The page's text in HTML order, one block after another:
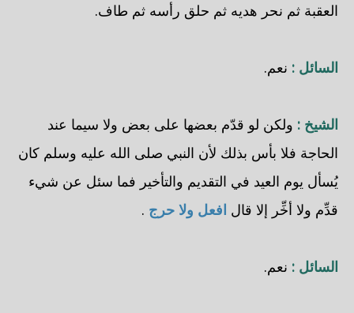
العقبة ثم نحر هديه ثم حلق رأسه ثم طاف.
السائل : نعم.
الشيخ : ولكن لو قدّم بعضها على بعض ولا سيما عند
الحاجة فلا بأس بذلك لأن النبي صلى الله عليه وسلم كان
يُسأل يوم العيد في التقديم والتأخير فما سئل عن شيء
قدِّم ولا أخِّر إلا قال افعل ولا حرج .
السائل : نعم.